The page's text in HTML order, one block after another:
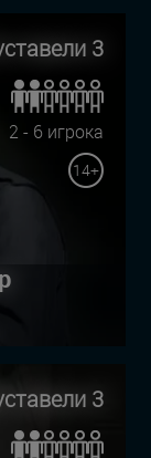
3
2 - 6 игрока
14+
3